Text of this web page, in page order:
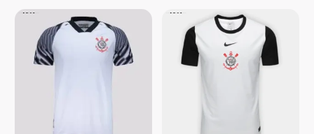
como seus dados em comentários são
processados
produto
várias
variantes.
escolhidas
produto